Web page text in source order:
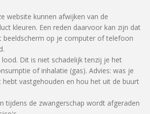
website kunnen afwijken van de
kleuren. Een reden daarvoor kan zijn dat
beeldscherm op je computer of telefoon
Dit is niet schadelijk tenzij je het
of inhalatie (gas). Advies: was je
hebt vastgehouden en hou het uit de buurt
tijdens de zwangerschap wordt afgeraden